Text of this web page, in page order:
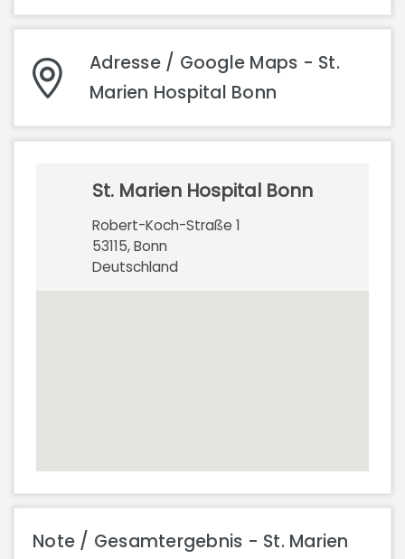
Adresse / Google Maps - St.
Marien Hospital Bonn
St. Marien Hospital Bonn
Robert-Koch-Straße 1
53115, Bonn
Deutschland
Note / Gesamtergebnis - St. Marien